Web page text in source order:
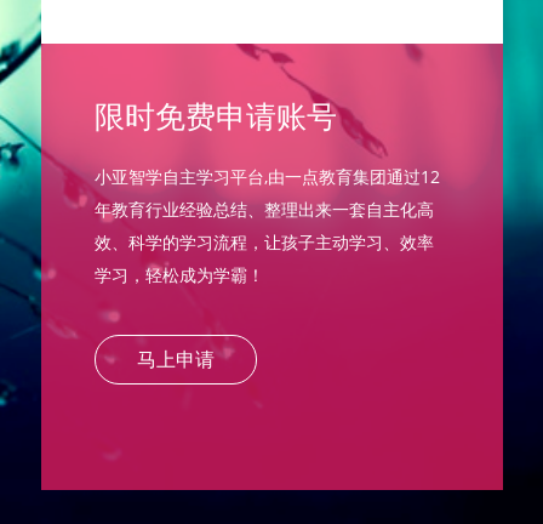
限时免费申请账号
小亚智学自主学习平台,由一点教育集团通过12
年教育行业经验总结、整理出来一套自主化高
效、科学的学习流程，让孩子主动学习、效率
学习，轻松成为学霸！
马上申请